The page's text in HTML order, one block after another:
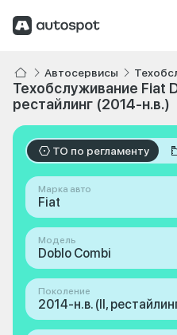
Автосервисы
Техобслуживание Fiat
рестайлинг (2014-н.в.)
ТО по регламенту
Марка авто
Fiat
Модель
Doblo Combi
Поколение
2014-н.в. (II,